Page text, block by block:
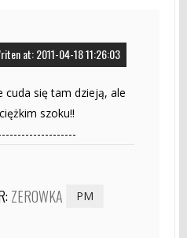
at: 2011-04-18 11:26:03
cuda się tam dzieją, ale
szoku!!
ZEROWKA PM